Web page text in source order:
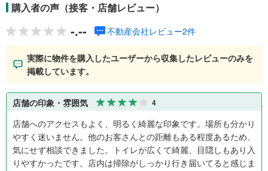
購入者の声（接客・店舗レビュー）
-.-- 不動産会社レビュー2件
実際に物件を購入したユーザーから収集したレビューのみを
掲載しています。
店舗の印象・雰囲気 4
店舗へのアクセスもよく、明るく綺麗な印象です。場所も分かり
やすく迷いません。他のお客さんとの距離もある程度あるため、
気にせず相談できました。トイレが広くて綺麗、目隠しもあり入
りやすかったです。店内は掃除がしっかり行き届いてると感じま